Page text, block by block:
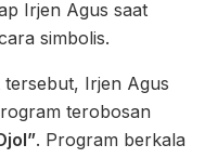
Irjen Agus saat
simbolis.
tersebut, Irjen Agus
terobosan
. Program berkala